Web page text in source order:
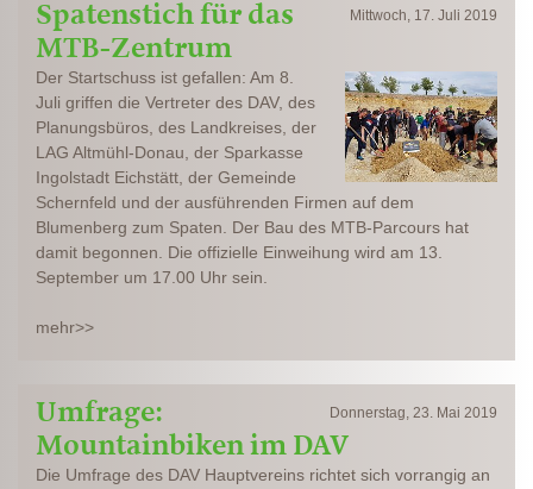
Mittwoch, 17. Juli 2019
Spatenstich für das
MTB-Zentrum
Der Startschuss ist gefallen: Am 8.
Juli griffen die Vertreter des DAV, des
Planungsbüros, des Landkreises, der
LAG Altmühl-Donau, der Sparkasse
Ingolstadt Eichstätt, der Gemeinde
Schernfeld und der ausführenden Firmen auf dem
Blumenberg zum Spaten. Der Bau des MTB-Parcours hat
damit begonnen. Die offizielle Einweihung wird am 13.
September um 17.00 Uhr sein.
mehr>>
Donnerstag, 23. Mai 2019
Umfrage:
Mountainbiken im DAV
Die Umfrage des DAV Hauptvereins richtet sich vorrangig an